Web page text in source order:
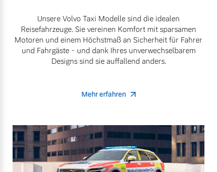
Unsere Volvo Taxi Modelle sind die idealen
Reisefahrzeuge. Sie vereinen Komfort mit sparsamen
Motoren und einem Höchstmaß an Sicherheit für Fahrer
und Fahrgäste - und dank Ihres unverwechselbarem
Designs sind sie auffallend anders.
Mehr erfahren